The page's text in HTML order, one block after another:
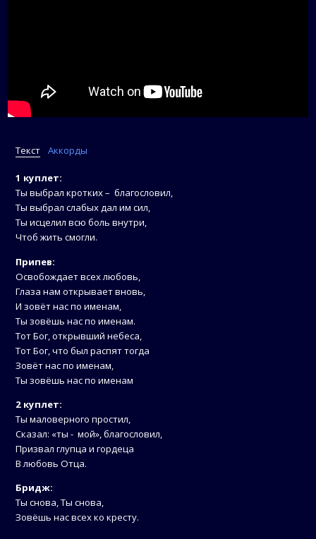
Текст Аккорды
1 куплет:
Ты выбрал кротких – благословил,
Ты выбрал слабых дал им сил,
Ты исцелил всю боль внутри,
Чтоб жить смогли.
Припев:
Освобождает всех любовь,
Глаза нам открывает вновь,
И зовёт нас по именам,
Ты зовёшь нас по именам.
Тот Бог, открывший небеса,
Тот Бог, что был распят тогда
Зовёт нас по именам,
Ты зовёшь нас по именам
2 куплет:
Ты маловерного простил,
Сказал: «ты - мой», благословил,
Призвал глупца и гордеца
В любовь Отца.
Бридж:
Ты снова, Ты снова,
Зовёшь нас всех ко кресту.